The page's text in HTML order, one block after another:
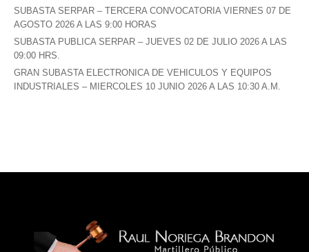
SUBASTA SERPAR – TERCERA CONVOCATORIA VIERNES 07 DE
AGOSTO 2026 A LAS 9:00 HORAS
SUBASTA PUBLICA SERPAR – JUEVES 02 DE JULIO 2026 A LAS
09:00 HRS.
GRAN SUBASTA ELECTRONICA DE VEHICULOS Y EQUIPOS
INDUSTRIALES – MIERCOLES 10 JUNIO 2026 A LAS 10:30 A.M.